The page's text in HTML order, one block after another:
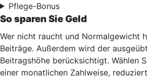
Pflege-Bonus
So sparen Sie Geld
Wer nicht raucht und Normalgewicht
Beiträge. Außerdem wird der
Beitragshöhe berücksichtigt. Wählen
einer monatlichen Zahlweise,